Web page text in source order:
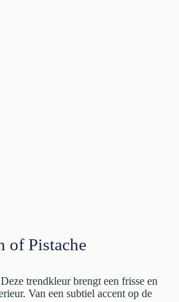
of Pistache
trendkleur brengt een frisse en
Van een subtiel accent op de